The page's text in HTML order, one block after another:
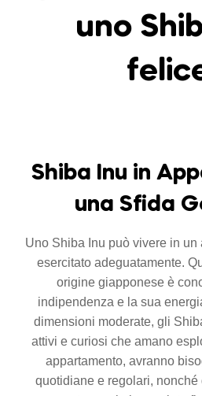
uno
Shiba Inu in
una Sfida
Uno Shiba Inu può vivere in un
esercitato adeguatamente.
origine giapponese è
indipendenza e la sua
dimensioni moderate, gli
attivi e curiosi che amano
appartamento, avranno
quotidiane e regolari,